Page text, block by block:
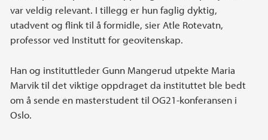
var veldig relevant. I tillegg er hun faglig dyktig,
utadvent og flink til å formidle, sier Atle Rotevatn,
professor ved Institutt for geovitenskap.
Han og instituttleder Gunn Mangerud utpekte Maria
Marvik til det viktige oppdraget da instituttet ble bedt
om å sende en masterstudent til OG21-konferansen i
Oslo.